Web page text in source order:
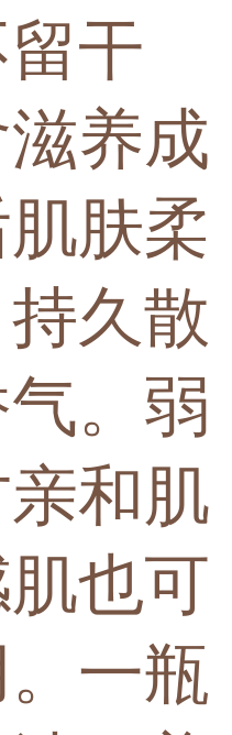
干
养成
肤柔
久散
。弱
和肌
也可
一瓶